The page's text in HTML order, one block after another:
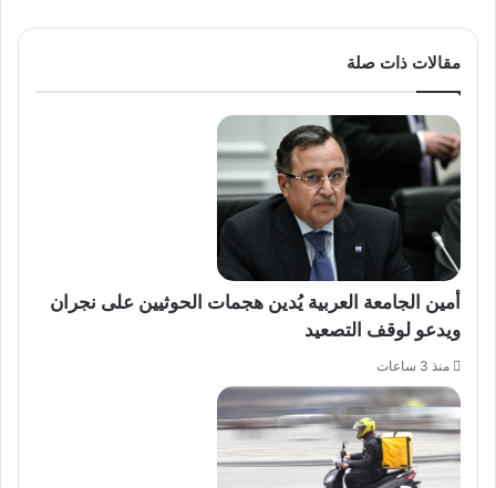
مقالات ذات صلة
أمين الجامعة العربية يُدين هجمات الحوثيين على نجران
ويدعو لوقف التصعيد
منذ 3 ساعات